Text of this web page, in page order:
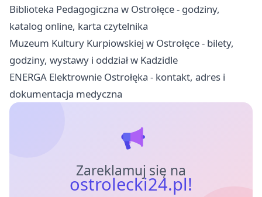
Biblioteka Pedagogiczna w Ostrołęce - godziny,
katalog online, karta czytelnika
Muzeum Kultury Kurpiowskiej w Ostrołęce - bilety,
godziny, wystawy i oddział w Kadzidle
ENERGA Elektrownie Ostrołęka - kontakt, adres i
dokumentacja medyczna
Zareklamuj się na
ostrolecki24.pl!